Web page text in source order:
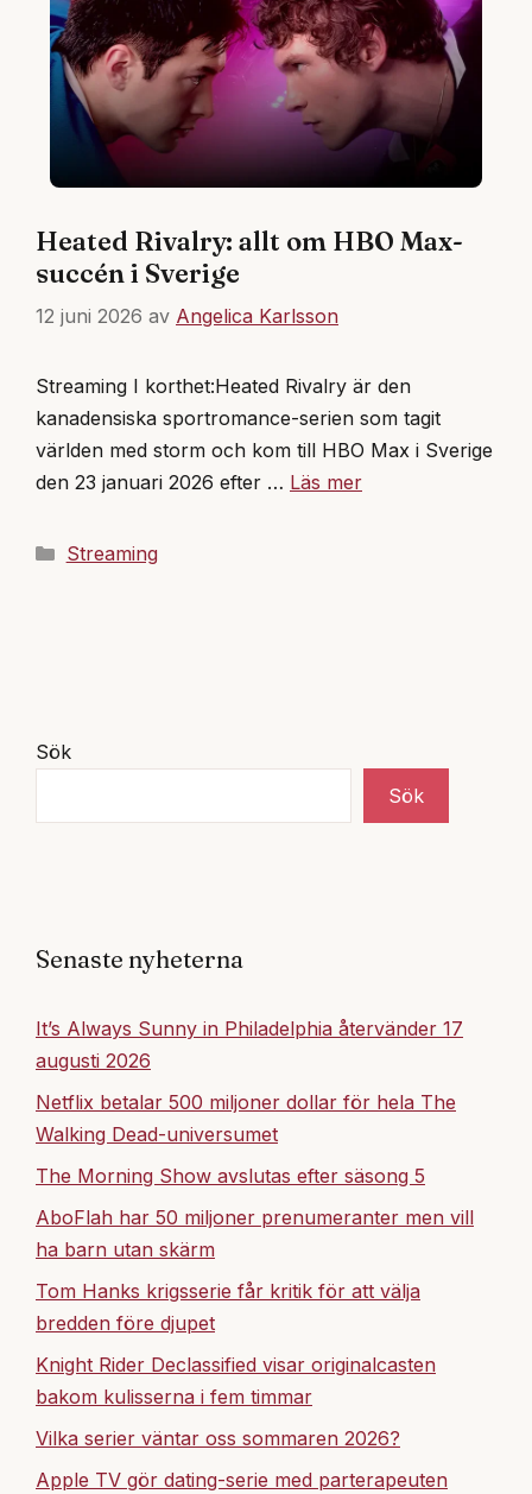
Heated Rivalry: allt om HBO Max-
succén i Sverige
12 juni 2026 av Angelica Karlsson
Streaming I korthet:Heated Rivalry är den
kanadensiska sportromance-serien som tagit
världen med storm och kom till HBO Max i Sverige
den 23 januari 2026 efter … Läs mer
Kategorier
Streaming
Sök
Sök
Senaste nyheterna
It’s Always Sunny in Philadelphia återvänder 17
augusti 2026
Netflix betalar 500 miljoner dollar för hela The
Walking Dead-universumet
The Morning Show avslutas efter säsong 5
AboFlah har 50 miljoner prenumeranter men vill
ha barn utan skärm
Tom Hanks krigsserie får kritik för att välja
bredden före djupet
Knight Rider Declassified visar originalcasten
bakom kulisserna i fem timmar
Vilka serier väntar oss sommaren 2026?
Apple TV gör dating-serie med parterapeuten